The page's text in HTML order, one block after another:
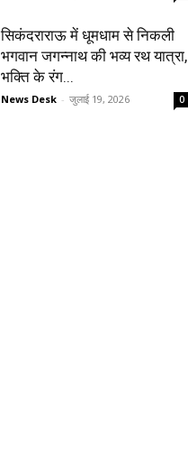
सिकंदराराऊ में धूमधाम से निकली
भगवान जगन्नाथ की भव्य रथ यात्रा,
भक्ति के रंग...
News Desk - जुलाई 19, 2026 0